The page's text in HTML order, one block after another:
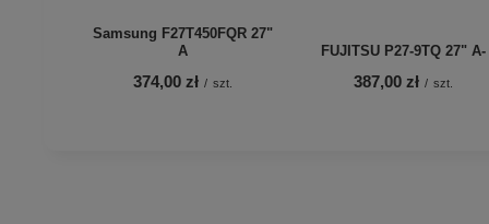
Samsung F27T450FQR 27"
A
374,00 zł / szt.
FUJITSU P27-9TQ 27" A-
387,00 zł / szt.